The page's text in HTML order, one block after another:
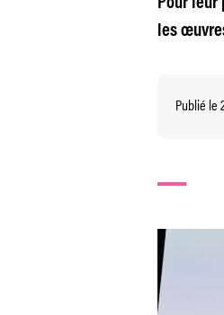
Pour leur
les
Publié le